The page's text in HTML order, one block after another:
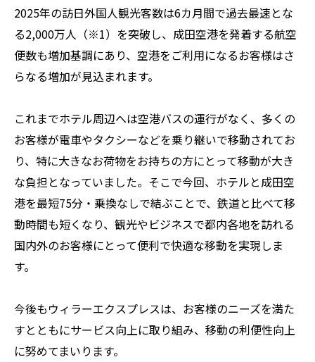
2025年の訪日外国人観光客数は6カ月間で過去最速とな
る2,000万人（※1）を突破し、成田空港を発着する航空
便数も増加基調にあり、空港をご利用になるお客様はさ
らなる増加が見込まれます。
これまでホテル周辺へは空港バスの運行がなく、多くの
お客様が電車やタクシーなどを乗り継いで移動されてお
り、特に大きなお荷物をお持ちの方にとって移動が大き
な負担となっていました。そこで今回、ホテルと成田空
港を最短75分・乗換なしで結ぶことで、鉄道と比べて移
動時間も短くなり、観光やビジネスで都内各地を訪れる
国内外のお客様にとって便利で快適な移動を実現しま
す。
今後もウィラーエクスプレスは、お客様のニーズを満た
すとともにサービス向上に取り組み、移動の利便性向上
に努めてまいります。